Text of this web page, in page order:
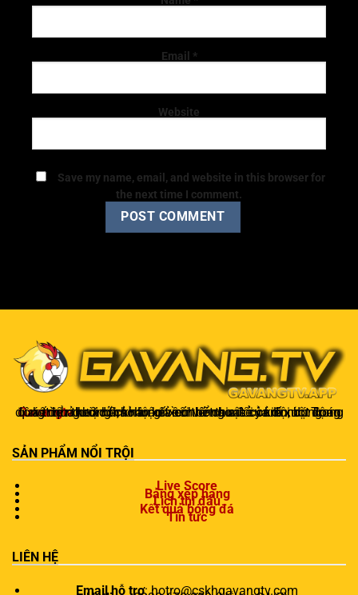
Email *
Website
Save my name, email, and website in this browser for
the next time I comment.
Gavangtv
không chỉ là nơi xem bóng mà còn là một cộng đồng để người hâm mộ kết nối và trao đổi cảm xúc. Trong quá trình theo dõi, khán giả có thể chia sẻ ý kiến, dự đoán kết quả hoặc thảo luận về chiến thuật của đội bóng.
SẢN PHẨM NỔI TRỘI
Live Score
Bảng xếp hạng
Lịch thi đấu
Kết quả bóng đá
Tin tức
LIÊN HỆ
Email hỗ trợ:hotro@cskhgavangtv.com